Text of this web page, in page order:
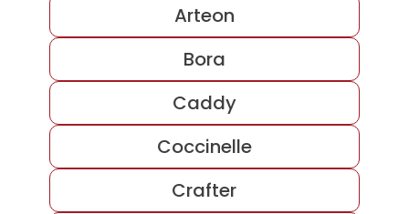
Arteon
Bora
Caddy
Coccinelle
Crafter